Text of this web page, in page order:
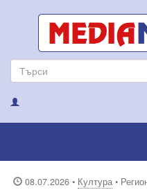
08.07.2026 • Култура •